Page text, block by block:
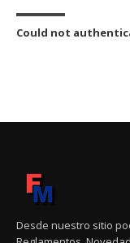
Could not
Desde nuestro sitio